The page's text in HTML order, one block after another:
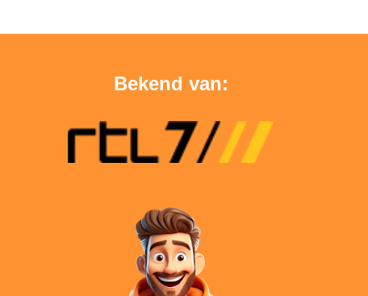
Bekend van: